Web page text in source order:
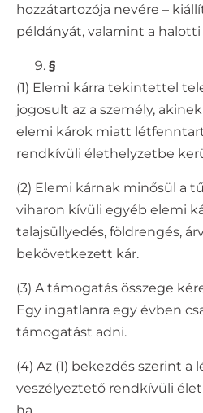
hozzátartozója nevére –
példányát, valamint a
§
(1) Elemi kárra tekintettel
jogosult az a személy,
elemi károk miatt
rendkívüli élethelyzetbe
(2) Elemi kárnak minősül a
viharon kívüli egyéb elemi
talajsüllyedés, földrengés,
bekövetkezett kár.
(3) A támogatás összege
Egy ingatlanra egy évben
támogatást adni.
(4) Az (1) bekezdés szerint
veszélyeztető rendkívüli